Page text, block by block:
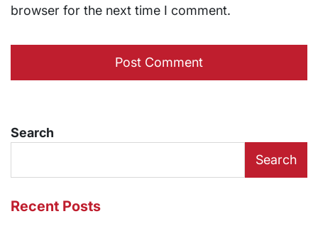
browser for the next time I comment.
Search
Search
Recent Posts